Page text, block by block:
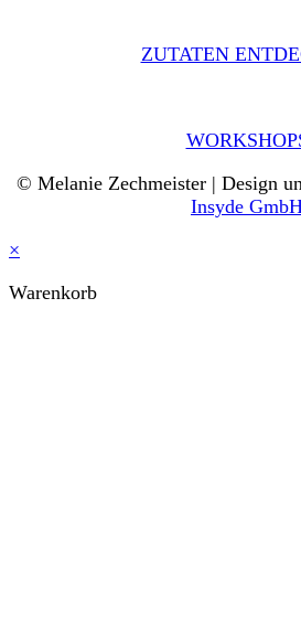
ZUTATEN
© Melanie Zechmeister | Design
Insyde
×
Warenkorb